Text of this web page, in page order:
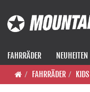
FAHRRÄDER NEUHEITEN
FAHRRÄDER
KIDS